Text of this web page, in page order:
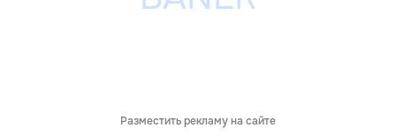
Разместить рекламу на сайте